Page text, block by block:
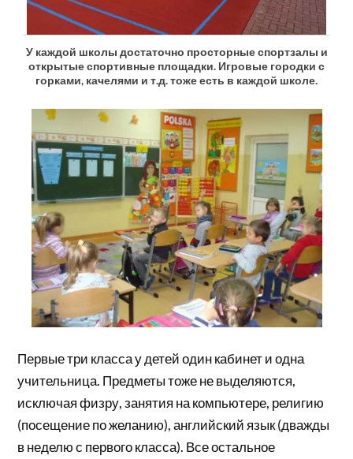
У каждой школы достаточно просторные спортзалы и
открытые спортивные площадки. Игровые городки с
горками, качелями и т.д. тоже есть в каждой школе.
Первые три класса у детей один кабинет и одна
учительница. Предметы тоже не выделяются,
исключая физру, занятия на компьютере, религию
(посещение по желанию), английский язык (дважды
в неделю с первого класса). Все остальное